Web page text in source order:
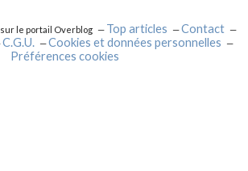
sur le portail Overblog Top articles
Contact
C.G.U.
Cookies et données personnelles
Préférences cookies